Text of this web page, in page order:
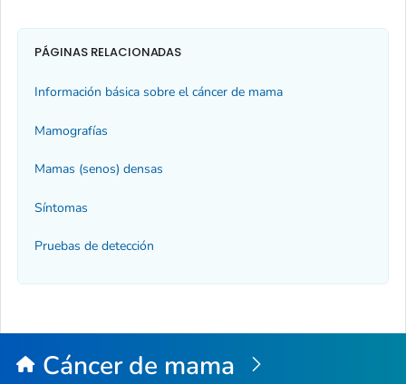
PÁGINAS RELACIONADAS
Información básica sobre el cáncer de mama
Mamografías
Mamas (senos) densas
Síntomas
Pruebas de detección
Cáncer de mama